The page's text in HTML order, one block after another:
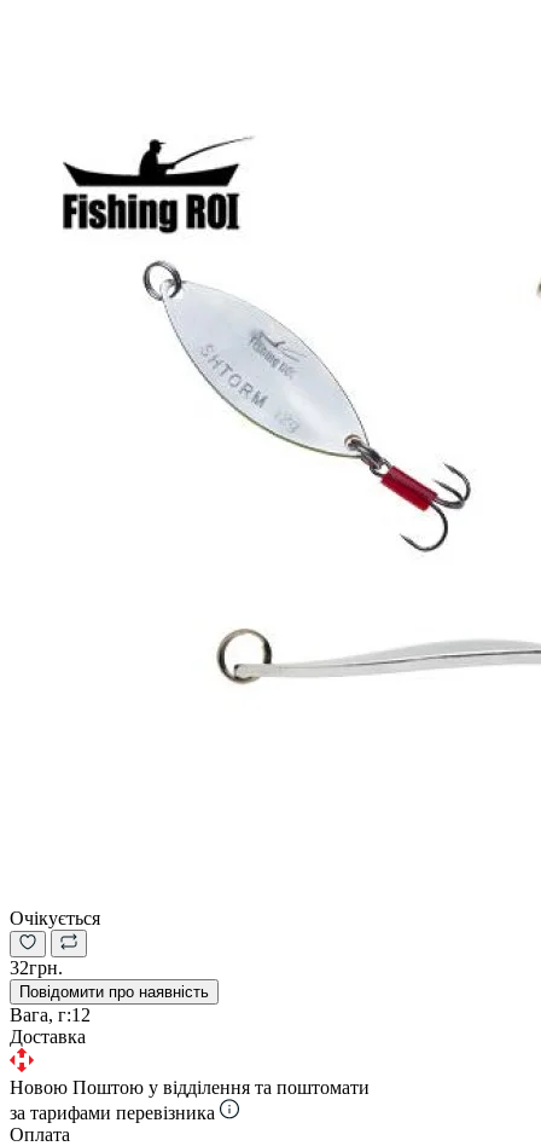
Очікується
32грн.
Повідомити про наявність
Вага, г:12
Доставка
Новою Поштою у відділення та поштомати
за тарифами перевізника
Оплата